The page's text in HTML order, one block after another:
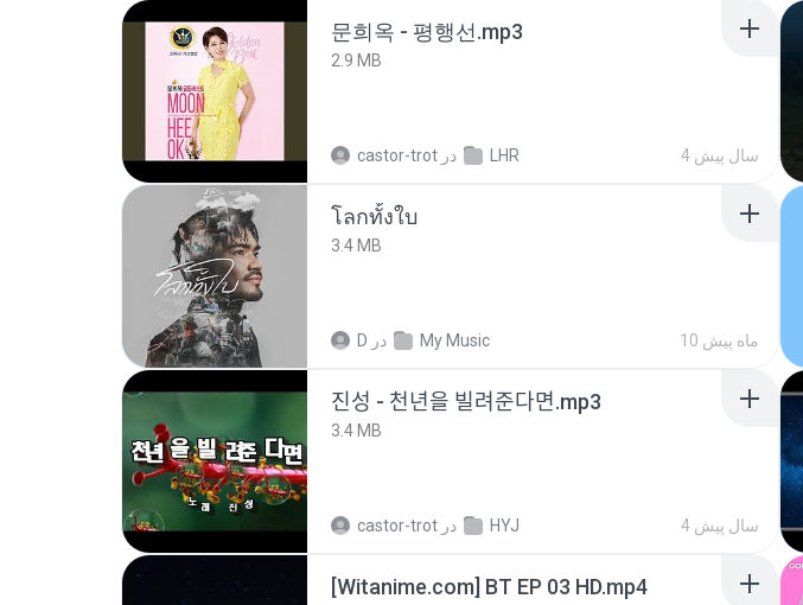
문희옥 - 평행선.mp3
2.9 MB
castor-trot در LHR 4 سال پیش
โลกทั้งใบ
3.4 MB
D در My Music 10 ماه پیش
진성 - 천년을 빌려준다면.mp3
3.4 MB
castor-trot در HYJ 4 سال پیش
[Witanime.com] BT EP 03 HD.mp4